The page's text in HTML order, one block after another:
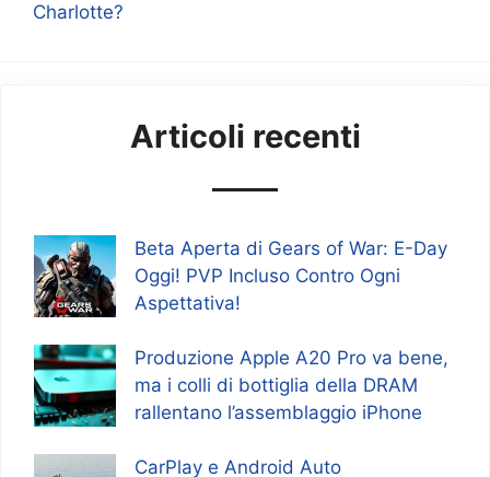
Charlotte?
Articoli recenti
Beta Aperta di Gears of War: E-Day
Oggi! PVP Incluso Contro Ogni
Aspettativa!
Produzione Apple A20 Pro va bene,
ma i colli di bottiglia della DRAM
rallentano l’assemblaggio iPhone
CarPlay e Android Auto